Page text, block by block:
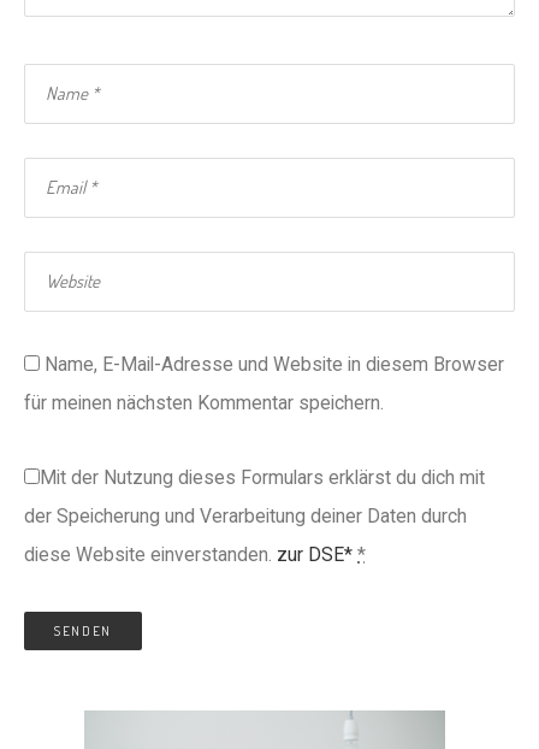
Name, E-Mail-Adresse und Website in diesem Browser
für meinen nächsten Kommentar speichern.
Mit der Nutzung dieses Formulars erklärst du dich mit
der Speicherung und Verarbeitung deiner Daten durch
diese Website einverstanden. zur DSE* *